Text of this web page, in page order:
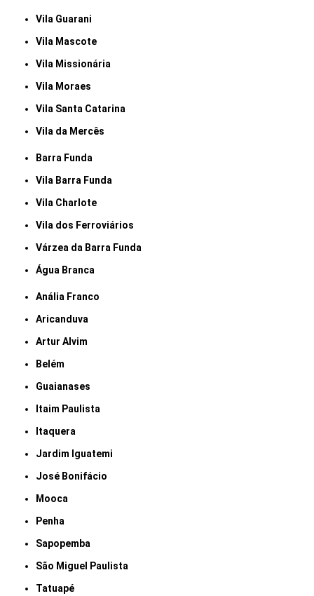
Vila Guarani
Vila Mascote
Vila Missionária
Vila Moraes
Vila Santa Catarina
Vila da Mercês
Barra Funda
Vila Barra Funda
Vila Charlote
Vila dos Ferroviários
Várzea da Barra Funda
Água Branca
Anália Franco
Aricanduva
Artur Alvim
Belém
Guaianases
Itaim Paulista
Itaquera
Jardim Iguatemi
José Bonifácio
Mooca
Penha
Sapopemba
São Miguel Paulista
Tatuapé